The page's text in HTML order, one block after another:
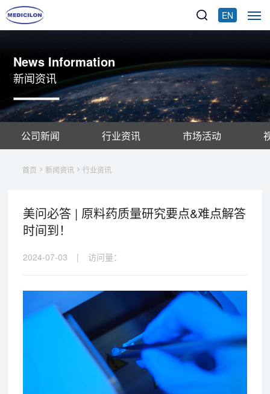
EN
News Information
新闻资讯
公司新闻 行业资讯 市场活动
首页 新闻资讯 行业资讯
美问必答 | 原料药质量研究要点&难点解答
时间到！
2024-07-03 | 访问量：